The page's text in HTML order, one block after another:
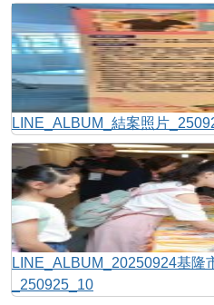
LINE_ALBUM_結案照片
LINE_ALBUM_20250924基隆
_250925_10